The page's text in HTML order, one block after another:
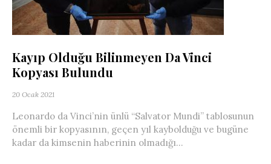
Kayıp Olduğu Bilinmeyen Da Vinci
Kopyası Bulundu
20 Ocak 2021
Leonardo da Vinci’nin ünlü “Salvator Mundi” tablosunun
önemli bir kopyasının, geçen yıl kaybolduğu ve bugüne
kadar da kimsenin haberinin olmadığı...